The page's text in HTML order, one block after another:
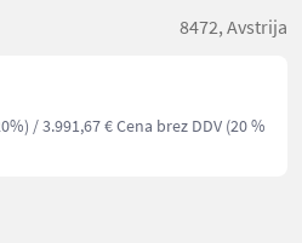
8472, Avstrija
/ 3.991,67 € Cena brez DDV (20 %